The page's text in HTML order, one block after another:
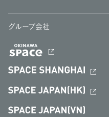
グループ会社